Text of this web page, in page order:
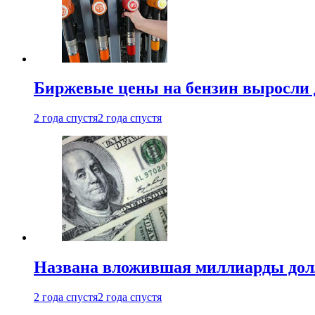
Биржевые цены на бензин выросли
2 года спустя2 года спустя
Названа вложившая миллиарды
2 года спустя2 года спустя